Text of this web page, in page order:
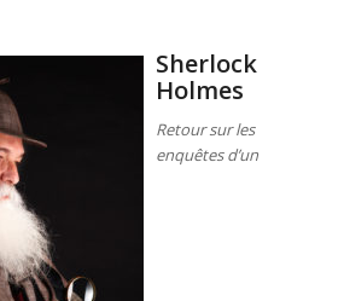
Sherlock
Holmes
Retour sur les
enquêtes d’un